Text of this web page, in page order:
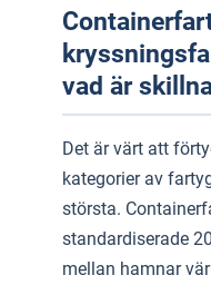
vad är
Det är värt att
kategorier av
största.
standardiserade
mellan hamnar